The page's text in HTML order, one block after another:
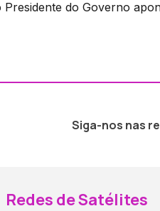
do Governo
Siga-nos nas
Redes de Satélites